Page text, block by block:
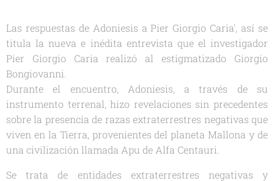
Las respuestas de Adoniesis a Pier Giorgio Caria', así se
titula la nueva e inédita entrevista que el investigador
Pier Giorgio Caria realizó al estigmatizado Giorgio
Bongiovanni.
Durante el encuentro, Adoniesis, a través de su
instrumento terrenal, hizo revelaciones sin precedentes
sobre la presencia de razas extraterrestres negativas que
viven en la Tierra, provenientes del planeta Mallona y de
una civilización llamada Apu de Alfa Centauri.
Se trata de entidades extraterrestres negativas y